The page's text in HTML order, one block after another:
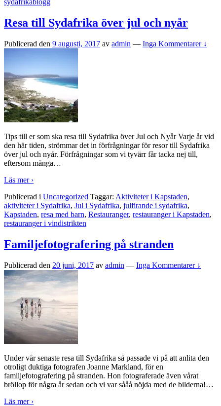
sydafrikablogg
Resa till Sydafrika över jul och nyår
Publicerad den 9 augusti, 2017 av admin — Inga Kommentarer ↓
Tips till er som ska resa till Sydafrika över Jul och Nyår Varje år vid
den här tiden, strömmar det in förfrågningar för resor till Sydafrika
över jul och nyår. Förfrågningar som vi tyvärr får tacka nej till,
eftersom många…
Läs mer ›
Publicerad i Uncategorized Taggar: Aktiviteter i Kapstaden,
aktiviteter i Sydafrika, Jul i Sydafrika, julfirande i sydafrika,
Kapstaden, resa med barn, Restauranger, restauranger i Kapstaden,
restauranger i vindistrikten
Familjefotografering på stranden
Publicerad den 20 juni, 2017 av admin — Inga Kommentarer ↓
Under vår senaste resa till Sydafrika så passade vi på att anlita den
otroligt duktiga fotografen Joanne Markland, för en
familjefotografering på stranden. Hon fotograferade även vårat
bröllop för några år sedan och vi var sååå nöjda med de bilderna!…
Läs mer ›